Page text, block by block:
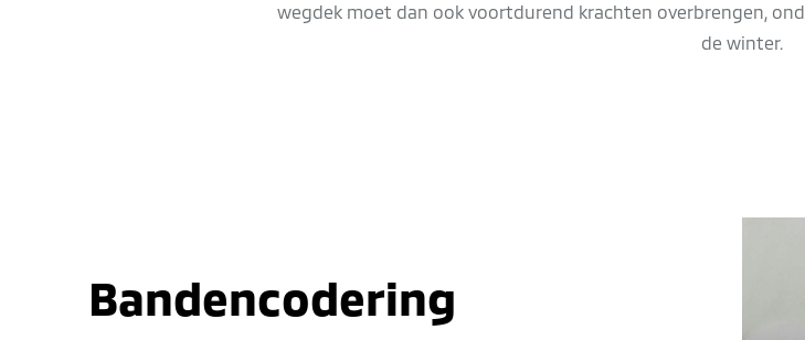
wegdek moet dan ook voortdurend krachten overbrengen,
de winter.
Bandencodering